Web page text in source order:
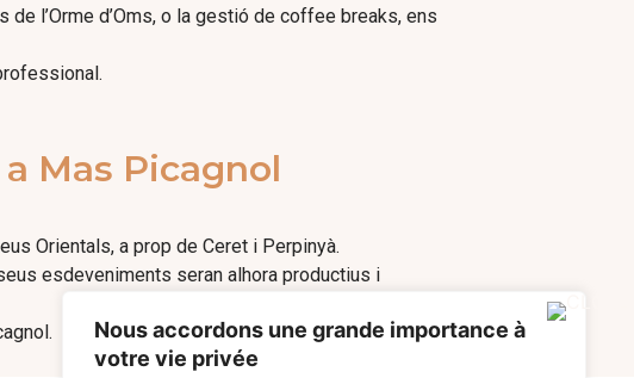
Nous accordons une grande importance à
votre vie privée
l’Orme d’Oms, o la gestió de coffee breaks, ens
Mas Picagnol
Orientals, a prop de Ceret i Perpinyà.
esdeveniments seran alhora productius i